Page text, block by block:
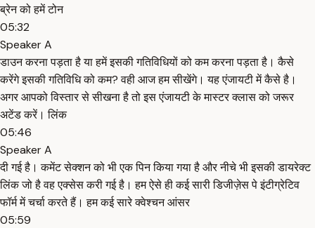
ब्रेन को हमें टोन
05:32
Speaker A
डाउन करना पड़ता है या हमें इसकी गतिविधियों को कम करना पड़ता है। कैसे
करेंगे इसकी गतिविधि को कम? वही आज हम सीखेंगे। यह एंजायटी में कैसे है।
अगर आपको विस्तार से सीखना है तो इस एंजायटी के मास्टर क्लास को जरूर
अटेंड करें। लिंक
05:46
Speaker A
दी गई है। कमेंट सेक्शन को भी एक पिन किया गया है और नीचे भी इसकी डायरेक्ट
लिंक जो है वह एक्सेस करी गई है। हम ऐसे ही कई सारी डिजीज़ेस पे इंटीग्रेटिव
फॉर्म में चर्चा करते हैं। हम कई सारे क्वेश्चन आंसर
05:59